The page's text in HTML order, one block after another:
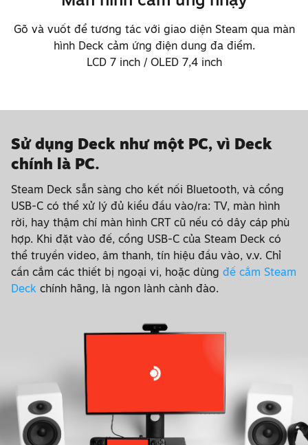
Gõ và vuốt để tương tác với giao diện Steam qua màn
hình Deck cảm ứng điện dung đa điểm.
LCD 7 inch / OLED 7,4 inch
Sử dụng Deck như một PC, vì Deck
chính là PC.
Steam Deck sẵn sàng cho kết nối Bluetooth, và cổng
USB-C có thể xử lý đủ kiểu đầu vào/ra: TV, màn hình
rời, hay thậm chí màn hình CRT cũ nếu có dây cáp phù
hợp. Khi đặt vào đế, cổng USB-C của Steam Deck có
thể truyền video, âm thanh, tín hiệu đầu vào, v.v. Chỉ
cần cắm các thiết bị ngoại vi, hoặc dùngđế cắm Steam
Deck chính hãng, là ngon lành cành đào.